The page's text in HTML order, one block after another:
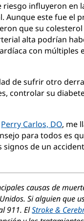
riesgo influyeron en
Aunque este fue el
que su
alta podrían
con múltiples
de sufrir otro
controlar su
Perry Carlos, DO, me
para todos es
de un
causas de
Si alguien que
911. ElStroke &